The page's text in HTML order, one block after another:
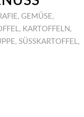
, GEMÜSE,
, KARTOFFELN ,
, SÜSSKARTOFFEL
,